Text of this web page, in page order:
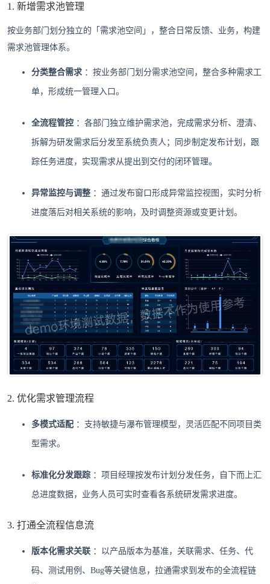
1. 新增需求池管理
按业务部门划分独立的「需求池空间」，整合日常反馈、业务，构建
需求池管理体系。
分类整合需求 ：按业务部门划分需求池空间，整合多种需求工
单，形成统一管理入口。
全流程管控 ：各部门独立维护需求池，完成需求分析、澄清、
拆解为研发需求后分发至系统负责人；同步制定发布计划，跟
踪任务进度，实现需求从提出到交付的闭环管理。
异常监控与调整 ：通过发布窗口形成异常监控视图，实时分析
进度落后对相关系统的影响，及时调整资源或变更计划。
2. 优化需求管理流程
多模式适配 ：支持敏捷与瀑布管理模型，灵活匹配不同项目类
型需求。
标准化分发跟踪 ：项目经理按发布计划分发任务，自下而上汇
总进度数据，业务人员可实时查看各系统研发需求进度。
3. 打通全流程信息流
版本化需求关联 ：以产品版本为基准，关联需求、任务、代
码、测试用例、Bug等关键信息，拉通需求到发布的全流程链